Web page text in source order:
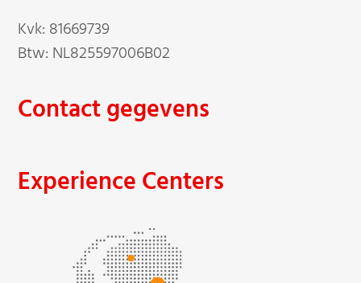
Kvk: 81669739
Btw: NL825597006B02
Contact gegevens
Experience Centers